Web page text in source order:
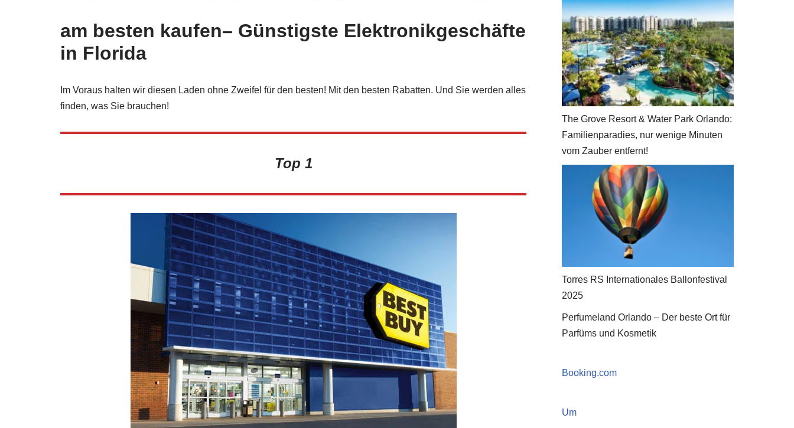
am besten kaufen– Günstigste Elektronikgeschäfte
in Florida
Im Voraus halten wir diesen Laden ohne Zweifel für den besten! Mit den besten Rabatten. Und Sie werden alles
finden, was Sie brauchen!
Top 1
The Grove Resort & Water Park Orlando:
Familienparadies, nur wenige Minuten
vom Zauber entfernt!
Torres RS Internationales Ballonfestival
2025
Perfumeland Orlando – Der beste Ort für
Parfüms und Kosmetik
Booking.com
Um